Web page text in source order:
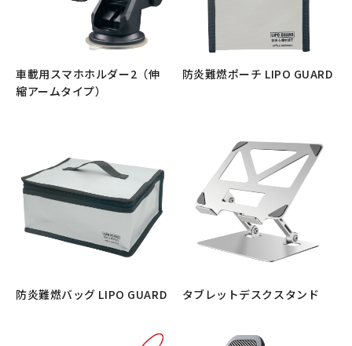
車載用スマホホルダー2（伸
縮アームタイプ）
防炎難燃ポーチ LIPO GUARD
防炎難燃バッグ LIPO GUARD
タブレットデスクスタンド